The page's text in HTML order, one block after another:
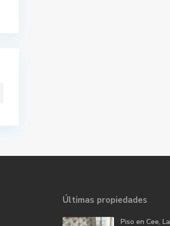
Últimas propiedades
Piso en Cee, La